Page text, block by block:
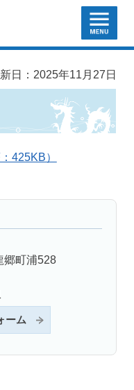
MENU
日：2025年11月27日
425KB）
郷町浦528
ーム